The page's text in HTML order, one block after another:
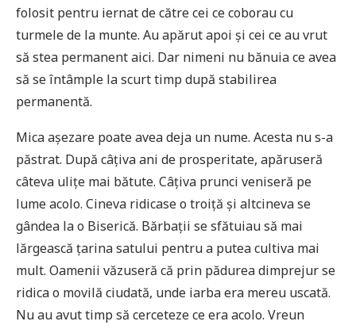
folosit pentru iernat de către cei ce coborau cu
turmele de la munte. Au apărut apoi și cei ce au vrut
să stea permanent aici. Dar nimeni nu bănuia ce avea
să se întâmple la scurt timp după stabilirea
permanentă.
Mica așezare poate avea deja un nume. Acesta nu s-a
păstrat. După câțiva ani de prosperitate, apăruseră
câteva ulițe mai bătute. Câțiva prunci veniseră pe
lume acolo. Cineva ridicase o troiță și altcineva se
gândea la o Biserică. Bărbații se sfătuiau să mai
lărgească țarina satului pentru a putea cultiva mai
mult. Oamenii văzuseră că prin pădurea dimprejur se
ridica o movilă ciudată, unde iarba era mereu uscată.
Nu au avut timp să cerceteze ce era acolo. Vreun